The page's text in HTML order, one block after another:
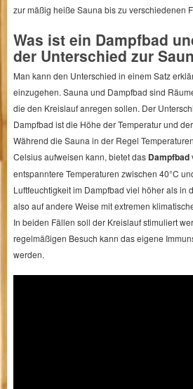
zur mäßig heiße Sauna bis zu verschiedenen
Was ist ein Dampfbad
der Unterschied zur
Man kann den Unterschied in einem Satz
einzugehen. Sauna und Dampfbad sind
die den Kreislauf anregen sollen. Der
Dampfbad ist die Höhe der Temperatur und
Während die Sauna in der Regel
Celsius aufweisen kann, bietet das Dampfbad
entspanntere Temperaturen zwischen 40°C
Luftfeuchtigkeit im Dampfbad viel höher als in
also auf andere Weise mit extremen
In beiden Fällen soll der Kreislauf stimuliert
regelmäßigen Besuch kann das eigene
werden.